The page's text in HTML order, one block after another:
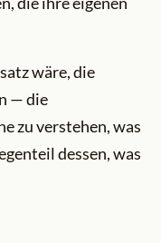
wäre, die
— die
zu verstehen, was
dessen, was